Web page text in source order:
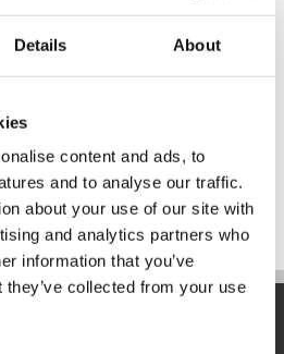
Details About
content and ads, to
and to analyse our traffic.
about your use of our site with
and analytics partners who
information that you’ve
collected from your use
Detaljer